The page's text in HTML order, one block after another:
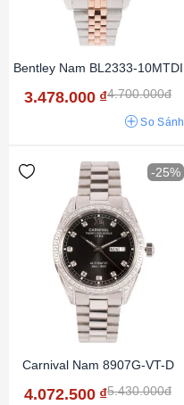
Bentley Nam BL2333-10MTDI
3.478.000 ₫4.700.000đ
So Sánh
-25%
Carnival Nam 8907G-VT-D
4.072.500 ₫5.430.000đ